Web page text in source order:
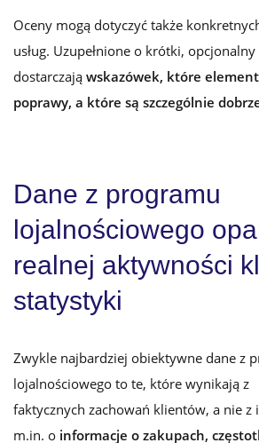
Oceny mogą dotyczyć także
usług. Uzupełnione o krótki,
dostarczają wskazówek, które
poprawy, a które są szczególnie
Dane z programu
lojalnościowego
realnej aktywności
statystyki
Zwykle najbardziej obiektywne dane z
lojalnościowego to te, które wynikają z
faktycznych zachowań klientów, a nie z
m.in. o informacje o zakupach,